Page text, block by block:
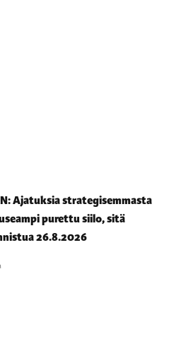
Ajatuksia strategisemmasta
purettu siilo, sitä
26.8.2026